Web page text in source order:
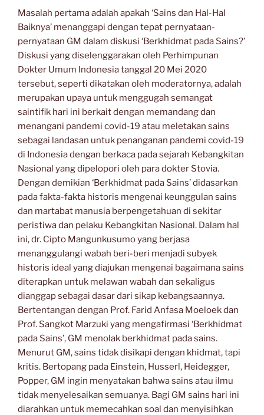
Masalah pertama adalah apakah ‘Sains dan Hal-Hal
Baiknya’ menanggapi dengan tepat pernyataan-
pernyataan GM dalam diskusi ‘Berkhidmat pada Sains?’
Diskusi yang diselenggarakan oleh Perhimpunan
Dokter Umum Indonesia tanggal 20 Mei 2020
tersebut, seperti dikatakan oleh moderatornya, adalah
merupakan upaya untuk menggugah semangat
saintifik hari ini berkait dengan memandang dan
menangani pandemi covid-19 atau meletakan sains
sebagai landasan untuk penanganan pandemi covid-19
di Indonesia dengan berkaca pada sejarah Kebangkitan
Nasional yang dipelopori oleh para dokter Stovia.
Dengan demikian ‘Berkhidmat pada Sains’ didasarkan
pada fakta-fakta historis mengenai keunggulan sains
dan martabat manusia berpengetahuan di sekitar
peristiwa dan pelaku Kebangkitan Nasional. Dalam hal
ini, dr. Cipto Mangunkusumo yang berjasa
menanggulangi wabah beri-beri menjadi subyek
historis ideal yang diajukan mengenai bagaimana sains
diterapkan untuk melawan wabah dan sekaligus
dianggap sebagai dasar dari sikap kebangsaannya.
Bertentangan dengan Prof. Farid Anfasa Moeloek dan
Prof. Sangkot Marzuki yang mengafirmasi ‘Berkhidmat
pada Sains’, GM menolak berkhidmat pada sains.
Menurut GM, sains tidak disikapi dengan khidmat, tapi
kritis. Bertopang pada Einstein, Husserl, Heidegger,
Popper, GM ingin menyatakan bahwa sains atau ilmu
tidak menyelesaikan semuanya. Bagi GM sains hari ini
diarahkan untuk memecahkan soal dan menyisihkan